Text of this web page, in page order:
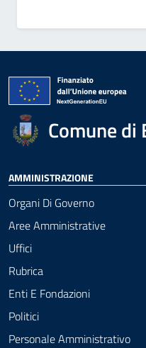
Comune
AMMINISTRAZIONE
Organi Di Governo
Aree Amministrative
Uffici
Rubrica
Enti E Fondazioni
Politici
Personale Amministrativo